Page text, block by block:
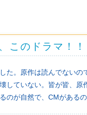
このドラマ！！
た。原作は読んでない
していない。皆が皆、
のが自然で、CMがある